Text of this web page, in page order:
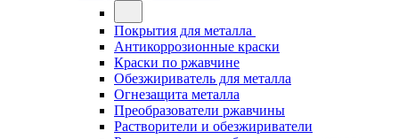
Покрытия для металла
Антикоррозионные краски
Краски по ржавчине
Обезжириватель для металла
Огнезащита металла
Преобразователи ржавчины
Растворители и обезжириватели